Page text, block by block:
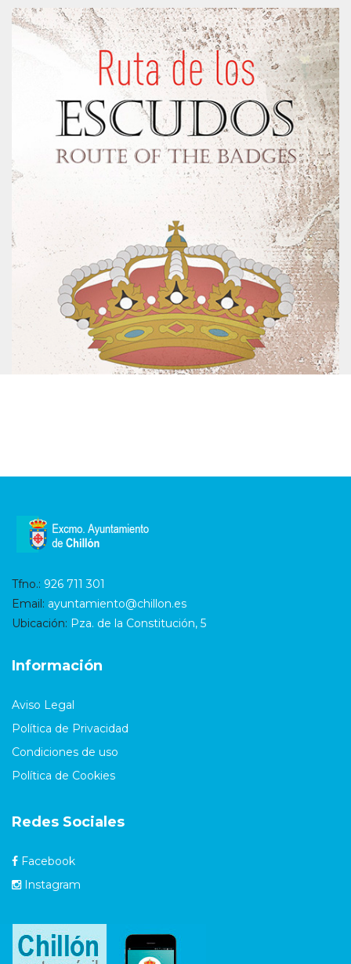
Tfno.: 926 711 301
Email: ayuntamiento@chillon.es
Ubicación: Pza. de la Constitución, 5
Información
Aviso Legal
Política de Privacidad
Condiciones de uso
Política de Cookies
Redes Sociales
Facebook
Instagram